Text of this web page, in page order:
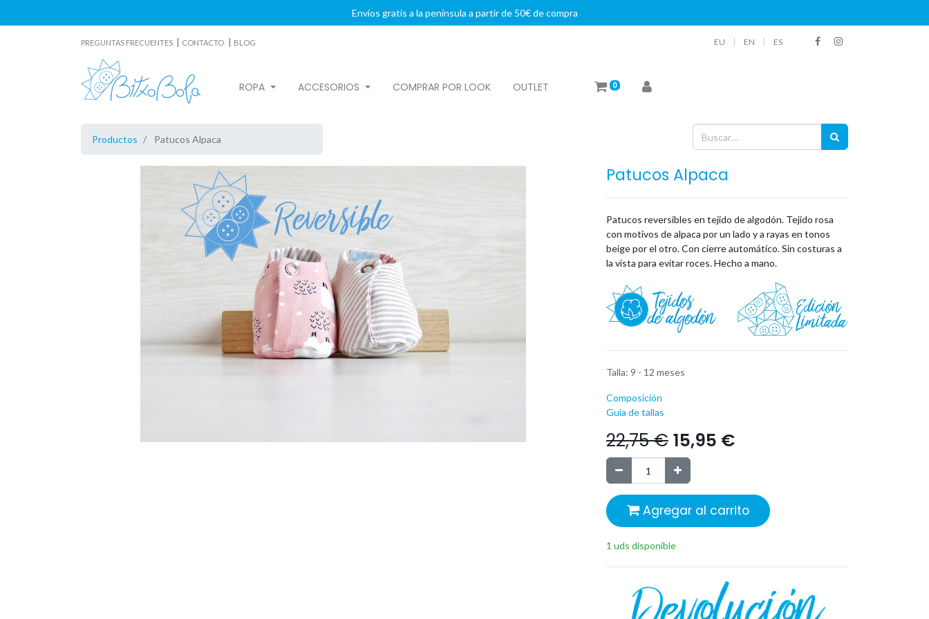
Envíos gratis a la península a partir de 50€ de compra
PREGUNTAS FRECUENTES | CONTACTO | BLOG EU EN ES
ROPA ACCESORIOS COMPRAR POR LOOK OUTLET 0
Productos Patucos Alpaca
Patucos Alpaca
Patucos reversibles en tejido de algodón. Tejido rosa
con motivos de alpaca por un lado y a rayas en tonos
beige por el otro. Con cierre automático. Sin costuras a
la vista para evitar roces. Hecho a mano.
Talla: 9 - 12 meses
Composición
Guía de tallas
22,75€ 15,95 €
Agregar al carrito
1 uds disponible